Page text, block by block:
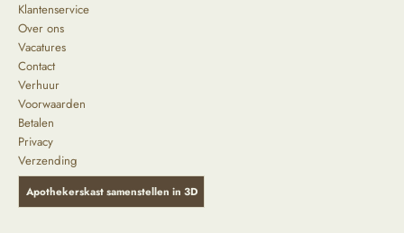
Klantenservice
Over ons
Vacatures
Contact
Verhuur
Voorwaarden
Betalen
Privacy
Verzending
Apothekerskast samenstellen in 3D